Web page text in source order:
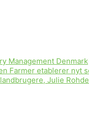
Management Denmark
Farmer etablerer nyt
Julie